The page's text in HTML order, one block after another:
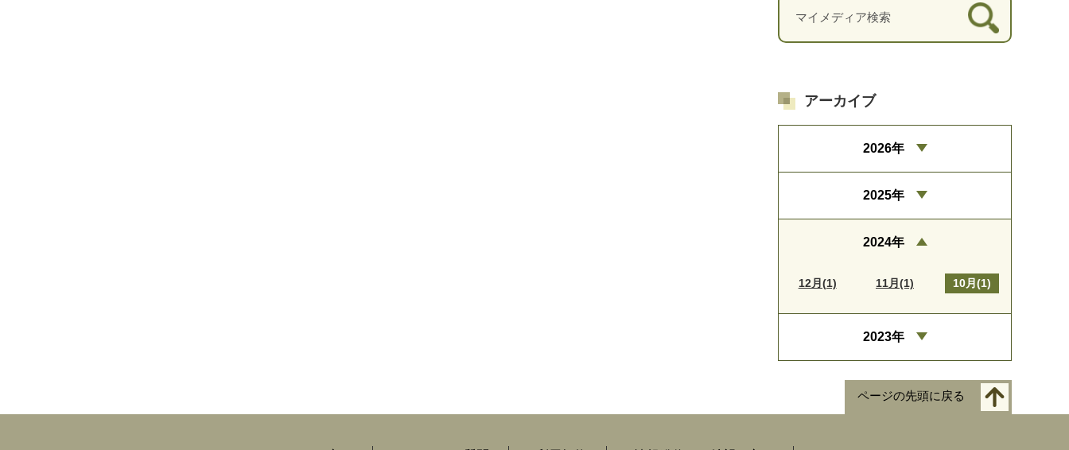
アーカイブ
2026年
2025年
2024年
12月(1) 11月(1) 10月(1)
2023年
ページの先頭に戻る